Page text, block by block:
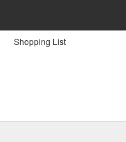
Shopping List